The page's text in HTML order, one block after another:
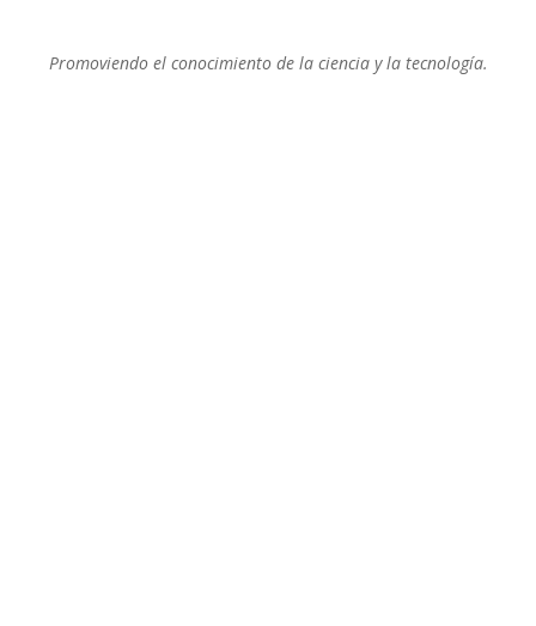
Promoviendo el conocimiento de la ciencia y la tecnología.